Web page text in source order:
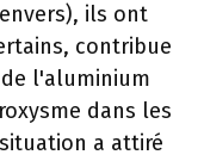
ils ont
contribue
l'aluminium
dans les
a attiré